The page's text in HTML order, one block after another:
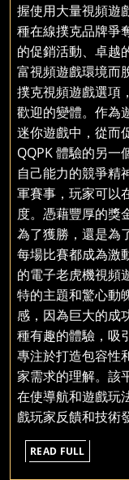
握使用大量視頻遊
種在線撲克品牌爭
的促銷活動、卓越
富視頻遊戲環境而
撲克視頻遊戲選項
歡迎的變體。作為
迷你遊戲中，從而
QQPK 體驗的另一
自己能力的競爭精
軍賽事，玩家可以
度。憑藉豐厚的獎
為了獲勝，還是為
每場比賽都成為激
的電子老虎機視頻
特的主題和驚心動
感，因為巨大的成
種有趣的體驗，吸
專注於打造包容性
家需求的理解。該
在使導航和遊戲玩
戲玩家反饋和技術
READ FULL
FULL